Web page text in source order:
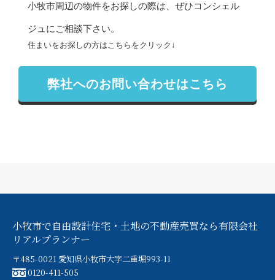
小牧市周辺の物件をお探しの際は、ぜひコンシェル
ジュに ご相談下さい。
住まいをお探しの方はこちらをクリック↓
弊社へのお問い合わせはこちら
小牧市で自由設計住宅・土地の不動産売買なら有限会社
リアルプランナー
〒485-0021 愛知県小牧市大字二重堀993-11
0120-411-505